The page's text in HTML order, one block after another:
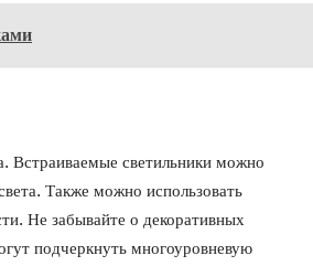
Встраиваемые светильники можно
Также можно использовать
Не забывайте о декоративных
подчеркнуть многоуровневую